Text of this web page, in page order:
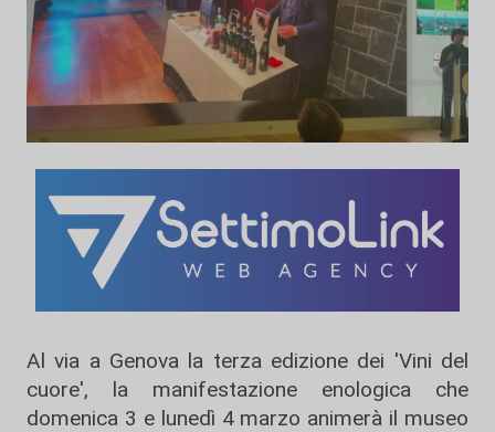
Al via a Genova la terza edizione dei 'Vini del
cuore', la manifestazione enologica che
domenica 3 e lunedì 4 marzo animerà il museo